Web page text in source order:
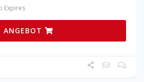
Expires
ANGEBOT